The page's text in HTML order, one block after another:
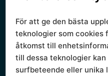
Om Södra
Ledningsgrupp
Styrande dokument
Styrgrupp
Mallar
För att ge den bästa
teknologier som
åtkomst till
till dessa teknologier
surfbeteende eller unika